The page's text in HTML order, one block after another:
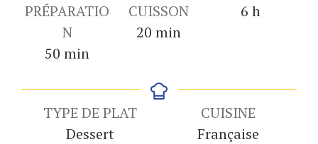
PRÉPARATIO
N
50 minutes
min
CUISSON
20 minutes
min
6 heures
h
TYPE DE PLAT
Dessert
CUISINE
Française